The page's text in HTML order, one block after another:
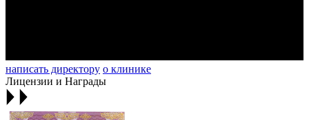
написать директору о клинике
Лицензии и Награды